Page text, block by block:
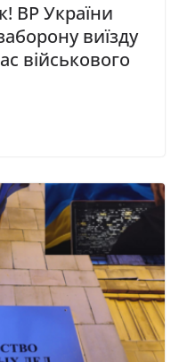
ВР України
виїзду
військового